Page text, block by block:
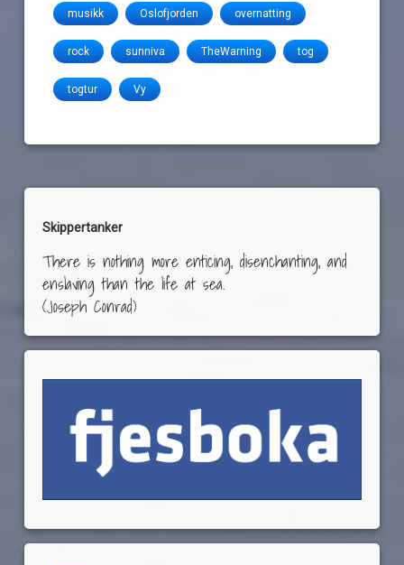
musikk Oslofjorden overnatting
rock sunniva TheWarning tog
togtur Vy
Skippertanker
There is nothing more enticing, disenchanting, and
enslaving than the life at sea.
(Joseph Conrad)